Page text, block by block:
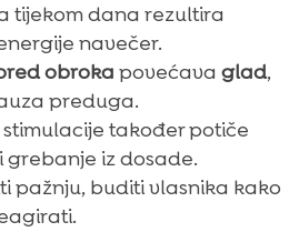
tijekom dana rezultira
navečer.
obroka povećava glad,
preduga.
također potiče
grebanje iz dosade.
pažnju, buditi vlasnika kako